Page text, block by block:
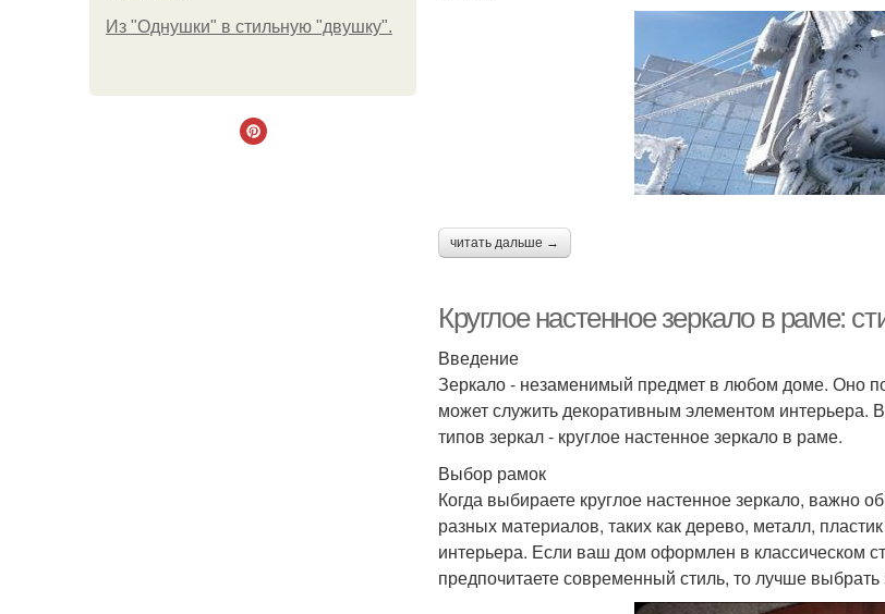
Из "Однушки" в стильную "двушку".
читать дальше →
Круглое настенное зеркало в раме:
Введение
Зеркало - незаменимый предмет в любом доме. Оно
может служить декоративным элементом интерьера.
типов зеркал - круглое настенное зеркало в раме.
Выбор рамок
Когда выбираете круглое настенное зеркало, важно
разных материалов, таких как дерево, металл,
интерьера. Если ваш дом оформлен в классическом
предпочитаете современный стиль, то лучше